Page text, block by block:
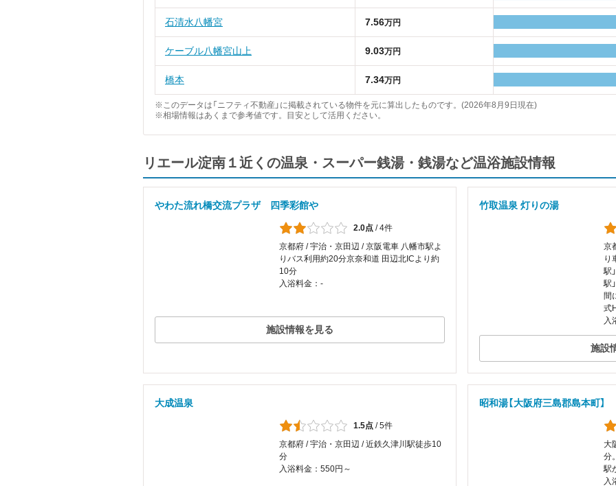
石清水八幡宮 7.56万円
ケーブル八幡宮山上 9.03万円
橋本 7.34万円
※このデータは「ニフティ不動産」に掲載されている物件を元に算出したものです。(2026年8月9日現在)
※相場情報はあくまで参考値です。目安として活用ください。
リエール淀南１近くの温泉・スーパー銭湯・銭湯など温浴施設情報
やわた流れ橋交流プラザ 四季彩館や
2.0点 /4件
京都府 / 宇治・京田辺 / 京阪電車 八幡市駅よ
りバス利用約20分京奈和道 田辺北ICより約
10分
入浴料金：-
施設情報を見る
竹取温泉 灯りの湯
京
り
駅
駅
間
式
入
施設
大成温泉
1.5点 /5件
京都府 / 宇治・京田辺 / 近鉄久津川駅徒歩10
分
入浴料金：550円～
昭和湯【大阪府三島郡島本町】
大
分
駅
入